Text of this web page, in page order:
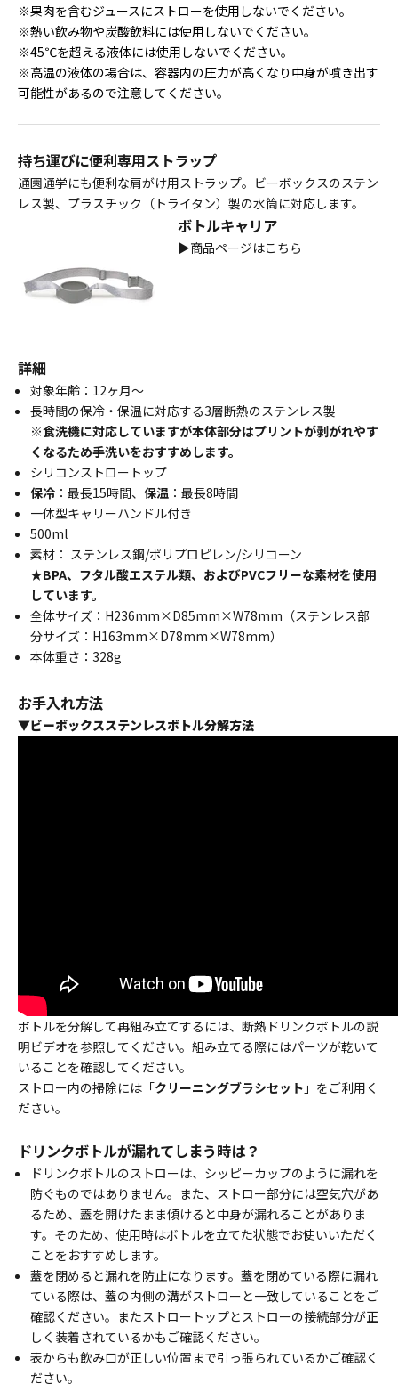
※果肉を含むジュースにストローを使用しないでください。
※熱い飲み物や炭酸飲料には使用しないでください。
※45℃を超える液体には使用しないでください。
※高温の液体の場合は、容器内の圧力が高くなり中身が噴き出す
可能性があるので注意してください。
持ち運びに便利専用ストラップ
通園通学にも便利な肩がけ用ストラップ。ビーボックスのステン
レス製、プラスチック（トライタン）製の水筒に対応します。
ボトルキャリア
▶商品ページはこちら
詳細
対象年齢：12ヶ月～
長時間の保冷・保温に対応する3層断熱のステンレス製
※食洗機に対応していますが本体部分はプリントが剥がれやす
くなるため手洗いをおすすめします。
シリコンストロートップ
保冷 ：最長15時間、 保温 ：最長8時間
一体型キャリーハンドル付き
500ml
素材： ステンレス鋼/ポリプロピレン/シリコーン
★BPA、フタル酸エステル類、およびPVCフリーな素材を使用
しています。
全体サイズ：H236mm×D85mm×W78mm（ステンレス部
分サイズ：H163mm×D78mm×W78mm）
本体重さ：328g
お手入れ方法
▼ビーボックスステンレスボトル分解方法
ボトルを分解して再組み立てするには、断熱ドリンクボトルの説
明ビデオを参照してください。組み立てる際にはパーツが乾いて
いることを確認してください。
ストロー内の掃除には「クリーニングブラシセット 」をご利用く
ださい。
ドリンクボトルが漏れてしまう時は？
ドリンクボトルのストローは、シッピーカップのように漏れを
防ぐものではありません。また、ストロー部分には空気穴があ
るため、蓋を開けたまま傾けると中身が漏れることがありま
す。そのため、使用時はボトルを立てた状態でお使いいただく
ことをおすすめします。
蓋を閉めると漏れを防止になります。蓋を閉めている際に漏れ
ている際は、蓋の内側の溝がストローと一致していることをご
確認ください。またストロートップとストローの接続部分が正
しく装着されているかもご確認ください。
表からも飲み口が正しい位置まで引っ張られているかご確認く
ださい。